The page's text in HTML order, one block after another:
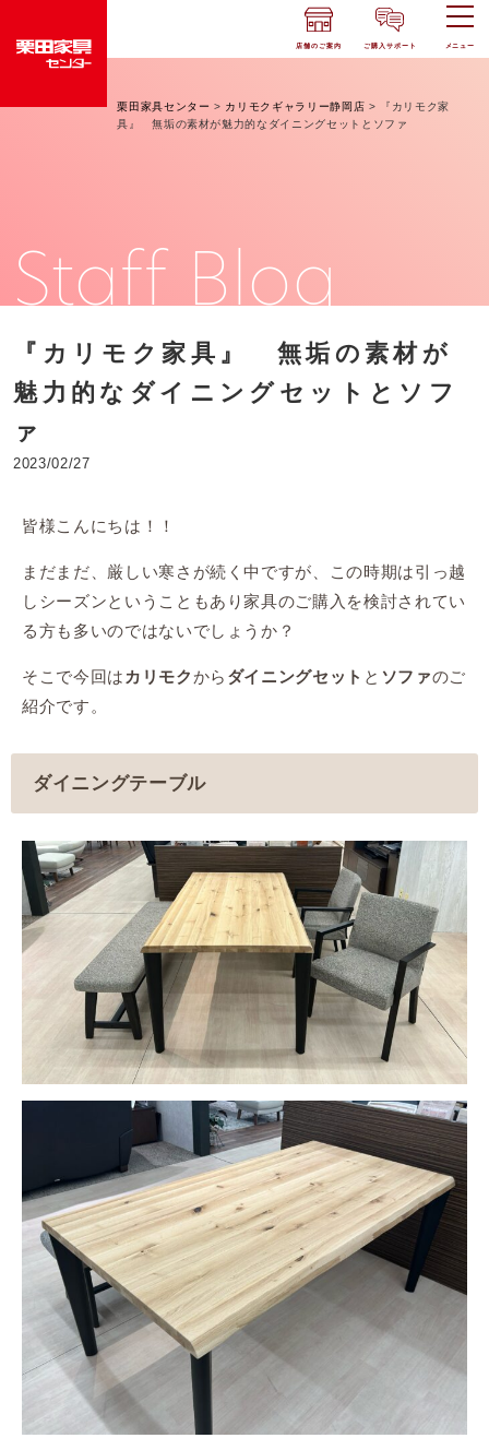
店舗のご案内 ご購入サポート メニュー
栗田家具センター > カリモクギャラリー静岡店 >
『カリモク家
具』 無垢の素材が魅力的なダイニングセットとソファ
Staff Blog
『カリモク家具』 無垢の素材が
魅力的なダイニングセットとソフ
ァ
2023/02/27
皆様こんにちは！！
まだまだ、厳しい寒さが続く中ですが、この時期は引っ越
しシーズンということもあり家具のご購入を検討されてい
る方も多いのではないでしょうか？
そこで今回は カリモクから ダイニングセット と ソファのご
紹介です。
ダイニングテーブル